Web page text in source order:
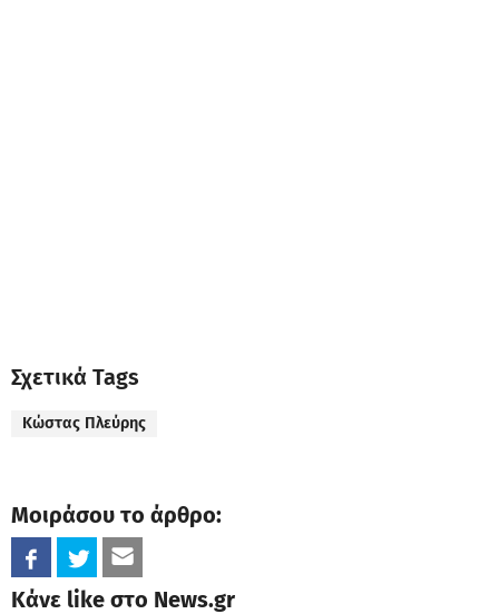
Σχετικά Tags
Κώστας Πλεύρης
Μοιράσου το άρθρο:
Κάνε like στο News.gr